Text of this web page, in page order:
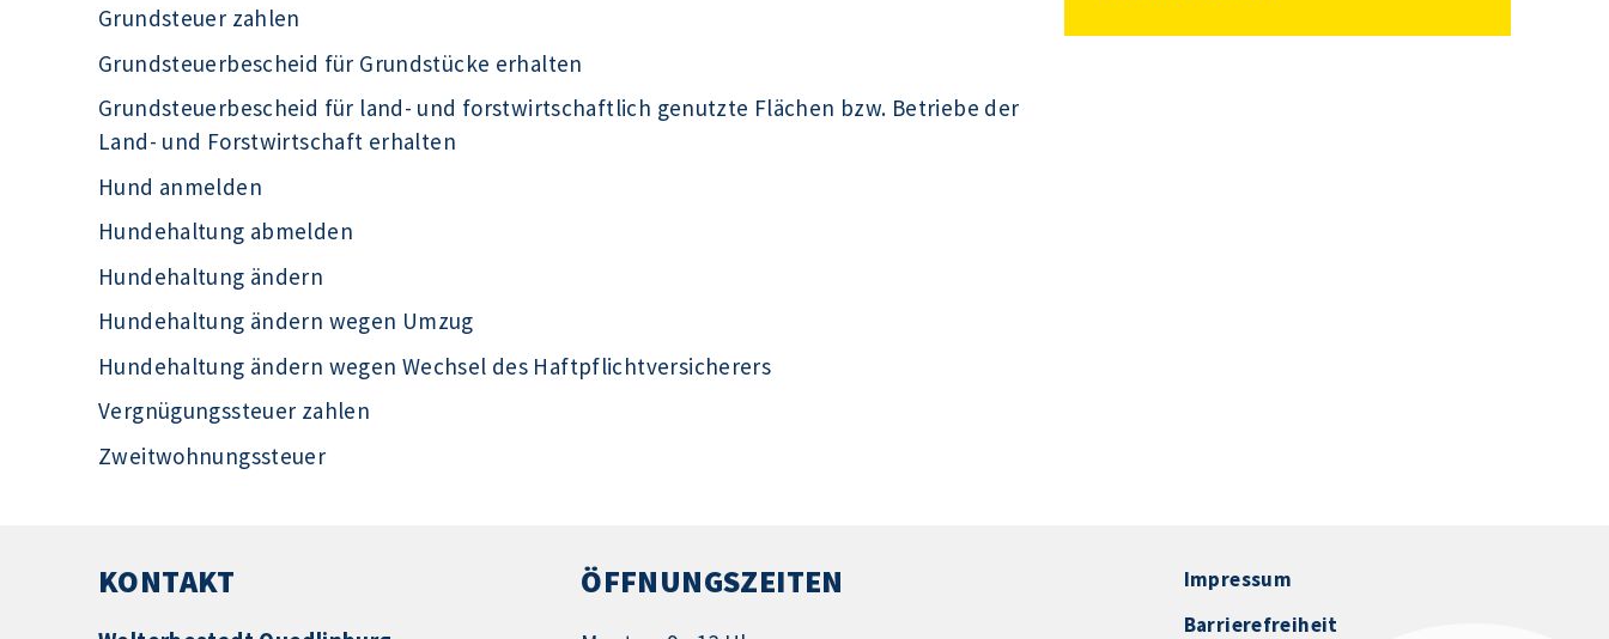
Grundsteuer zahlen
Grundsteuerbescheid für Grundstücke erhalten
Grundsteuerbescheid für land- und forstwirtschaftlich genutzte Flächen bzw. Betriebe der
Land- und Forstwirtschaft erhalten
Hund anmelden
Hundehaltung abmelden
Hundehaltung ändern
Hundehaltung ändern wegen Umzug
Hundehaltung ändern wegen Wechsel des Haftpflichtversicherers
Vergnügungssteuer zahlen
Zweitwohnungssteuer
KONTAKT ÖFFNUNGSZEITEN
Impressum
Barrierefreiheit